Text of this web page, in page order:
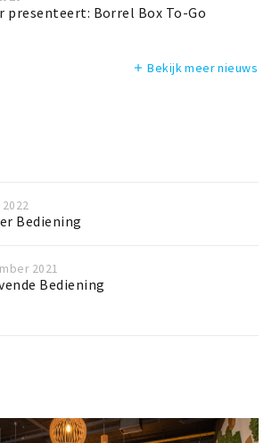
presenteert: Borrel Box To-Go
add Bekijk meer nieuws
Bediening
2021
Bediening